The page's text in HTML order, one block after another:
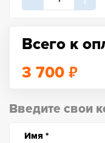
Всего к
3 700 ₽
Введите свои
Имя *